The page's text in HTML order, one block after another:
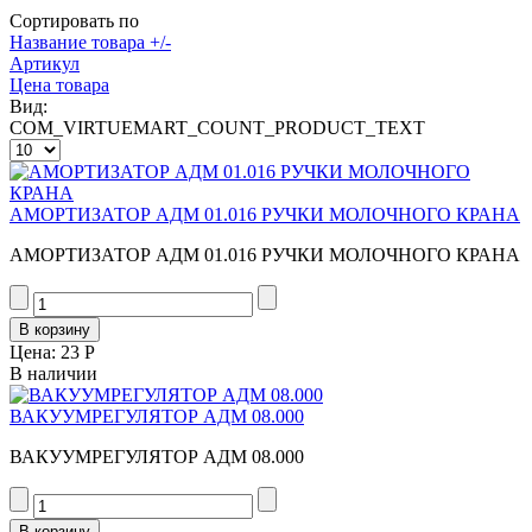
Сортировать по
Название товара +/-
Артикул
Цена товара
Вид:
COM_VIRTUEMART_COUNT_PRODUCT_TEXT
АМОРТИЗАТОР АДМ 01.016 РУЧКИ МОЛОЧНОГО КРАНА
АМОРТИЗАТОР АДМ 01.016 РУЧКИ МОЛОЧНОГО КРАНА
Цена: 23 Р
В наличии
ВАКУУМРЕГУЛЯТОР АДМ 08.000
ВАКУУМРЕГУЛЯТОР АДМ 08.000